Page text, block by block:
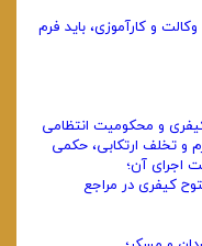
و کارآموزی، باید فرم
و محکومیت انتظامی
و تخلف ارتکابی، حکمی
اجرای آن؛
کیفری در مراجع